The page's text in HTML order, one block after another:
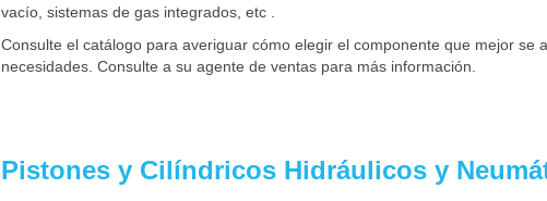
vacío, sistemas de gas integrados, etc .
Consulte el catálogo para averiguar cómo elegir el componente que mejor se
necesidades. Consulte a su agente de ventas para más información.
Pistones y Cilíndricos Hidráulicos y